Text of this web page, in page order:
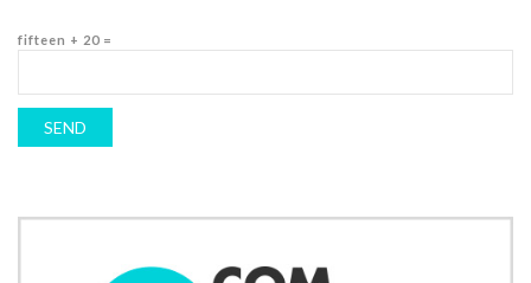
fifteen + 20 =